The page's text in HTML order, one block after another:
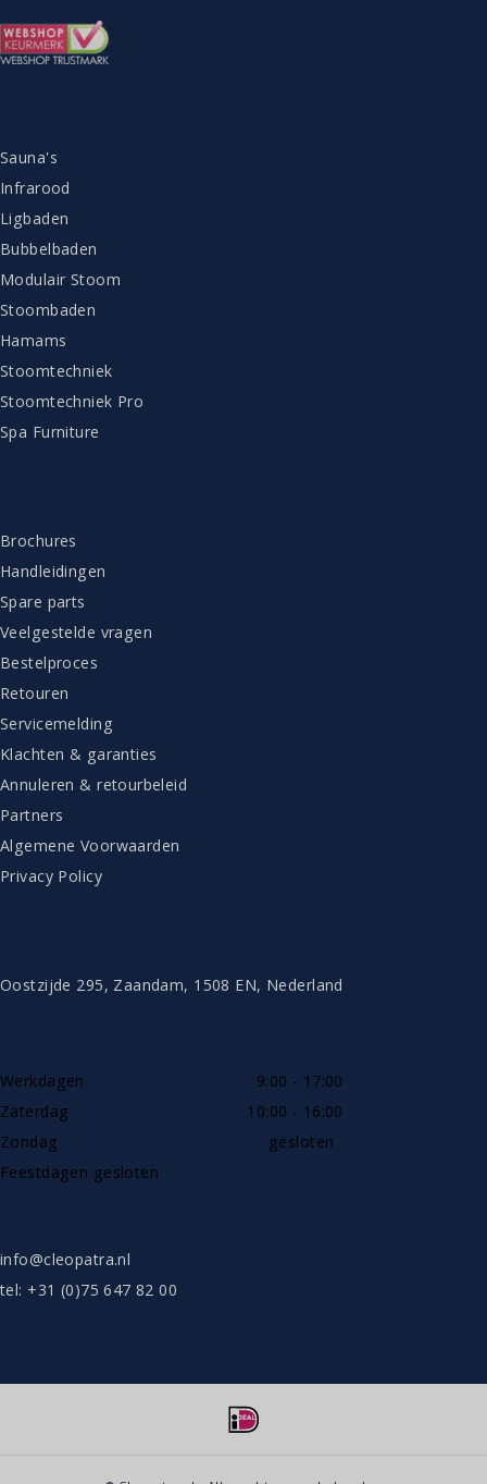
Sauna's
Infrarood
Ligbaden
Bubbelbaden
Modulair Stoom
Stoombaden
Hamams
Stoomtechniek
Stoomtechniek Pro
Spa Furniture
Brochures
Handleidingen
Spare parts
Veelgestelde vragen
Bestelproces
Retouren
Servicemelding
Klachten & garanties
Annuleren & retourbeleid
Partners
Algemene Voorwaarden
Privacy Policy
Oostzijde 295, Zaandam, 1508 EN, Nederland
Werkdagen
9:00 - 17:00
Zaterdag
10:00 - 16:00
Zondag
gesloten
Feestdagen gesloten
info@cleopatra.nl
tel: +31 (0)75 647 82 00